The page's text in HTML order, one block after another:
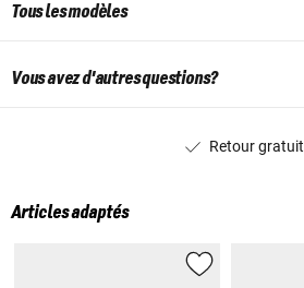
Tous les modèles
Vous avez d'autres questions?
Retour gratuit
Articles adaptés